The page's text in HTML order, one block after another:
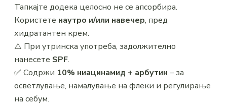
Тапкајте додека целосно не се апсорбира.
Користете наутро и/или навечер, пред
хидратантен крем.
⚠️ При утринска употреба, задолжително
нанесете SPF.
✅ Содржи 10% ниацинамид + арбутин – за
осветлување, намалување на флеки и регулирање
на себум.